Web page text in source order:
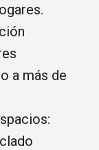
a más de